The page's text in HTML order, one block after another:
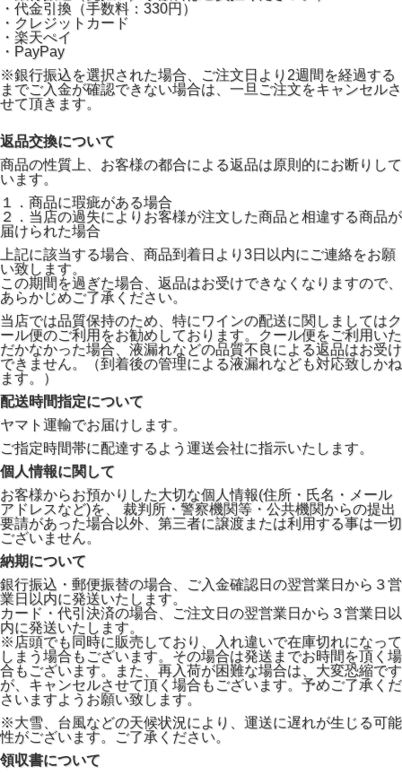
・代金引換（手数料：330円）
・クレジットカード
・楽天ぺイ
・PayPay
※銀行振込を選択された場合、ご注文日より2週間を経過する
までご入金が確認できない場合は、一旦ご注文をキャンセルさ
せて頂きます。
返品交換について
商品の性質上、お客様の都合による返品は原則的にお断りして
います。
１．商品に瑕疵がある場合
２．当店の過失によりお客様が注文した商品と相違する商品が
届けられた場合
上記に該当する場合、商品到着日より3日以内にご連絡をお願
い致します。
この期間を過ぎた場合、返品はお受けできなくなりますので、
あらかじめご了承ください。
当店では品質保持のため、特にワインの配送に関しましてはク
ール便のご利用をお勧めしております。クール便をご利用いた
だかなかった場合、液漏れなどの品質不良による返品はお受け
できません。（到着後の管理による液漏れなども対応致しかね
ます。）
配送時間指定について
ヤマト運輸でお届けします。
ご指定時間帯に配達するよう運送会社に指示いたします。
個人情報に関して
お客様からお預かりした大切な個人情報(住所・氏名・メール
アドレスなど)を、 裁判所・警察機関等・公共機関からの提出
要請があった場合以外、第三者に譲渡または利用する事は一切
ございません。
納期について
銀行振込・郵便振替の場合、ご入金確認日の翌営業日から３営
業日以内に発送いたします。
カード・代引決済の場合、ご注文日の翌営業日から３営業日以
内に発送いたします。
※店頭でも同時に販売しており、入れ違いで在庫切れになって
しまう場合もございます。その場合は発送までお時間を頂く場
合もございます。また、再入荷が困難な場合は、大変恐縮です
が、キャンセルさせて頂く場合もございます。予めご了承くだ
さいますようお願い致します。
※大雪、台風などの天候状況により、運送に遅れが生じる可能
性がございます。ご了承ください。
領収書について